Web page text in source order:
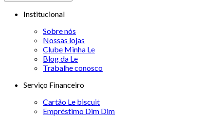
Institucional
Sobre nós
Nossas lojas
Clube Minha Le
Blog da Le
Trabalhe conosco
Serviço Financeiro
Cartão Le biscuit
Empréstimo Dim Dim